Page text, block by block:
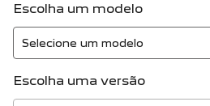
Escolha um modelo
Escolha uma versão